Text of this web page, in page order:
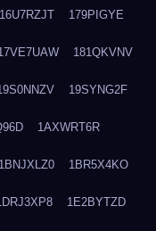
16U7RZJT 179PIGYE
181QKVNV
19SYNG2F
1AXWRT6R
1BNJXLZ0 1BR5X4KO
1E2BYTZD